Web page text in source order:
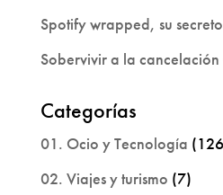
Spotify wrapped, su secreto
Sobervivir a la cancelación
Categorías
01. Ocio y Tecnología
02. Viajes y turismo (7)